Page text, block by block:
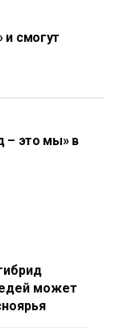
и смогут
– это мы» в
может